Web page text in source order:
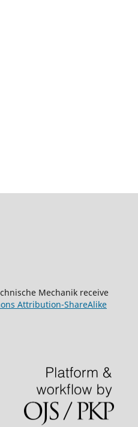
3869
Mechanik receive
Attribution-ShareAlike